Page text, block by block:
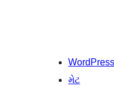
મેટ